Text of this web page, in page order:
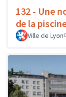
132 - Une
de la
Ville de Lyon